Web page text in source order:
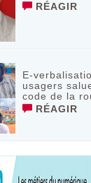
RÉAGIR
E-
usagers
code de la
RÉAGIR